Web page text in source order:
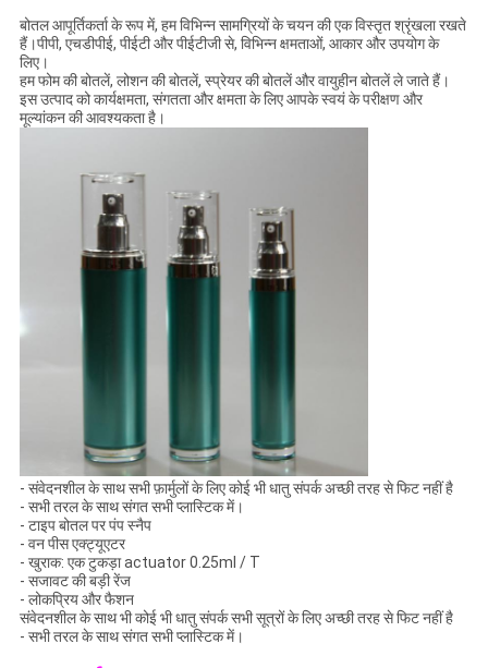
बोतल आपूर्तिकर्ता के रूप में, हम विभिन्न सामग्रियों के चयन की एक विस्तृत श्रृंखला रखते
हैं।पीपी, एचडीपीई, पीईटी और पीईटीजी से, विभिन्न क्षमताओं, आकार और उपयोग के
लिए।
हम फोम की बोतलें, लोशन की बोतलें, स्प्रेयर की बोतलें और वायुहीन बोतलें ले जाते हैं।
इस उत्पाद को कार्यक्षमता, संगतता और क्षमता के लिए आपके स्वयं के परीक्षण और
मूल्यांकन की आवश्यकता है।
- संवेदनशील के साथ सभी फ़ार्मुलों के लिए कोई भी धातु संपर्क अच्छी तरह से फिट नहीं है
- सभी तरल के साथ संगत सभी प्लास्टिक में।
- टाइप बोतल पर पंप स्नैप
- वन पीस एक्ट्यूएटर
- खुराक: एक टुकड़ा actuator 0.25ml / T
- सजावट की बड़ी रेंज
- लोकप्रिय और फैशन
संवेदनशील के साथ भी कोई भी धातु संपर्क सभी सूत्रों के लिए अच्छी तरह से फिट नहीं है
- सभी तरल के साथ संगत सभी प्लास्टिक में।